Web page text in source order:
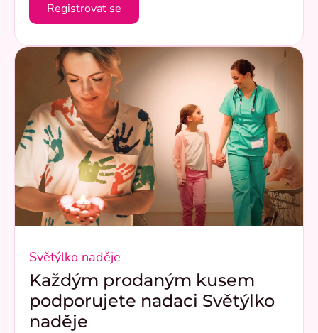
Registrovat se
Světýlko naděje
Každým prodaným kusem
podporujete nadaci Světýlko
naděje